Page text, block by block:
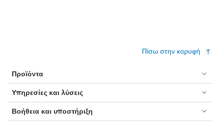
Πίσω στην κορυφή
Προϊόντα
Υπηρεσίες και λύσεις
Βοήθεια και υποστήριξη